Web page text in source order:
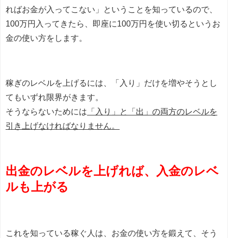
ればお金が入ってこない」ということを知っているので、
100万円入ってきたら、即座に100万円を使い切るというお
金の使い方をします。
稼ぎのレベルを上げるには、「入り」だけを増やそうとし
てもいずれ限界がきます。
そうならないためには 「入り」と「出」の両方のレベルを
引き上げなければなりません。
出金のレベルを上げれば、入金のレベ
ルも上がる
これを知っている稼ぐ人は、お金の使い方を鍛えて、そう